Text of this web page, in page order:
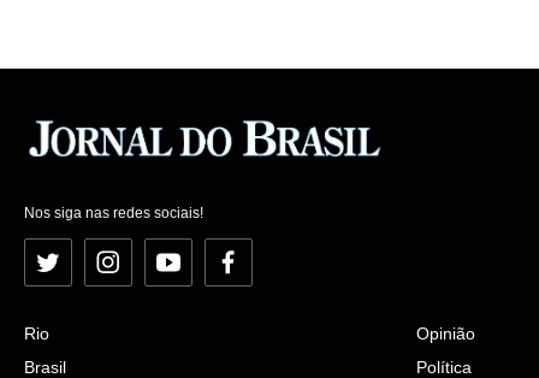
Nos siga nas redes sociais!
Twitter InstagramYouTubeFacebook
Rio
Brasil
Opinião
Política